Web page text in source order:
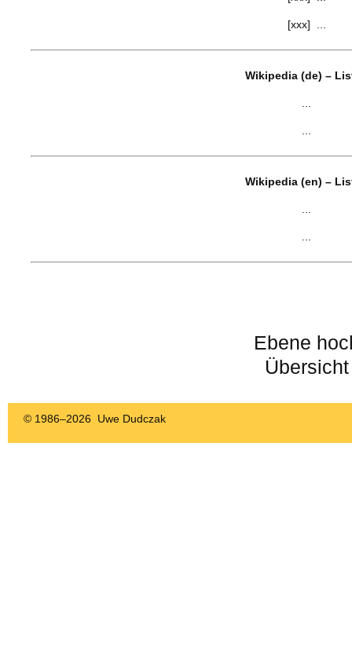
[xxx] ...
Wikipedia (de) –
Wikipedia (en) –
Ebene
Übersicht
© 1986–2026 Uwe Dudczak